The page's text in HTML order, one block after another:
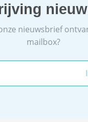
nieuwsbrief
mailbox?